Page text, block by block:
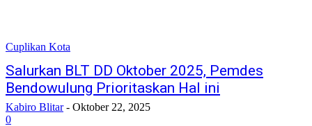
Cuplikan Kota
Salurkan BLT DD Oktober 2025, Pemdes
Bendowulung Prioritaskan Hal ini
Kabiro Blitar - Oktober 22, 2025
0